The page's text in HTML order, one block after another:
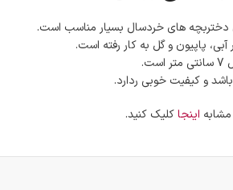
آسان و بدون ضامن امکان‌پذیر
تمامی محصولات ارائه می‌شود.
دختربچه های خردسال بسیار مناسب است.
پاپیون و گل به کار رفته است.
و کیفیت خوبی ردارد.
اینجاکلیک کنید.